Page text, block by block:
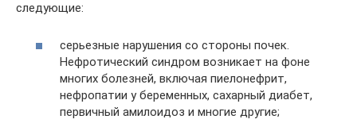
следующие:
серьезные нарушения со стороны почек.
Нефротический синдром возникает на фоне
многих болезней, включая пиелонефрит,
нефропатии у беременных, сахарный диабет,
первичный амилоидоз и многие другие;